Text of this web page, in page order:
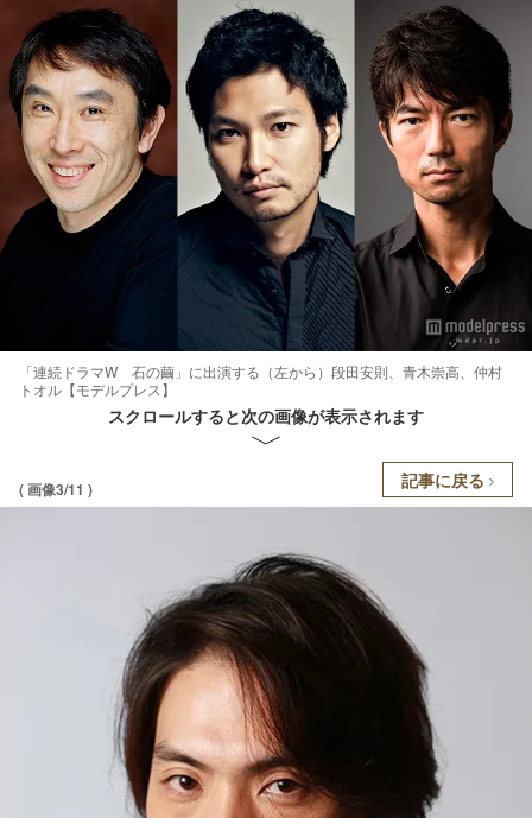
「連続ドラマW 石の繭」に出演する（左から）段田安則、青木崇高、仲村
トオル【モデルプレス】
スクロールすると次の画像が表示されます
( 画像3/11 ) 記事に戻る